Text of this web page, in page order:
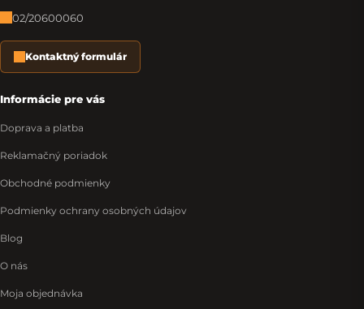
02/20600060
Kontaktný formulár
Informácie pre vás
Doprava a platba
Reklamačný poriadok
Obchodné podmienky
Podmienky ochrany osobných údajov
Blog
O nás
Moja objednávka